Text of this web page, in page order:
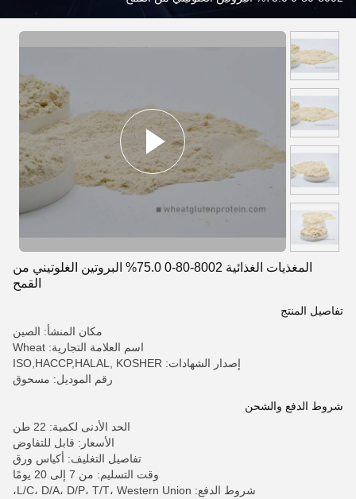
المغذيات الغذائية 8002-80-0 75.0% البروتين الغلوتيني من
القمح
تفاصيل المنتج
مكان المنشأ: الصين
اسم العلامة التجارية: Wheat
إصدار الشهادات: ISO,HACCP,HALAL, KOSHER
رقم الموديل: مسحوق
شروط الدفع والشحن
الحد الأدنى لكمية: 22 طن
الأسعار: قابل للتفاوض
تفاصيل التغليف: أكياس ورق
وقت التسليم: من 7 إلى 20 يومًا
شروط الدفع: L/C، D/A، D/P، T/T، Western Union،